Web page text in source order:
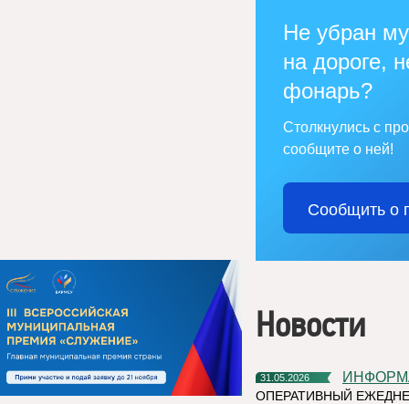
Не убран
на дороге,
фонарь?
Столкнулись с
сообщите о ней!
Сообщить о
Новости
31.05.2026
ОПЕРАТИВНЫЙ